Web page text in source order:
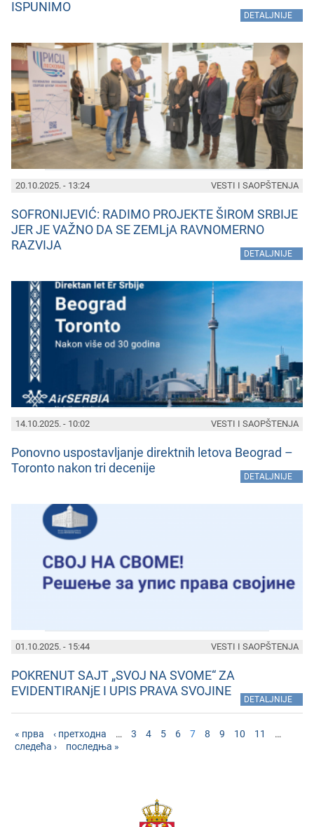
ISPUNIMO
DETALJNIJE
20.10.2025. - 13:24
SOFRONIJEVIĆ: RADIMO PROJEKTE ŠIROM SRBIJE
JER JE VAŽNO DA SE ZEMLjA RAVNOMERNO
RAZVIJA
DETALJNIJE
VESTI I SAOPŠTENJA
14.10.2025. - 10:02
Ponovno uspostavljanjе dirеktnih lеtova Bеograd –
Toronto nakon tri dеcеnijе
DETALJNIJE
VESTI I SAOPŠTENJA
01.10.2025. - 15:44
POKRENUT SAJT „SVOJ NA SVOME“ ZA
EVIDENTIRANjE I UPIS PRAVA SVOJINE
DETALJNIJE
VESTI I SAOPŠTENJA
« прва ‹ претходна … 3 4 5 6 7 8 9 10 11
…
следећа ›
последња »